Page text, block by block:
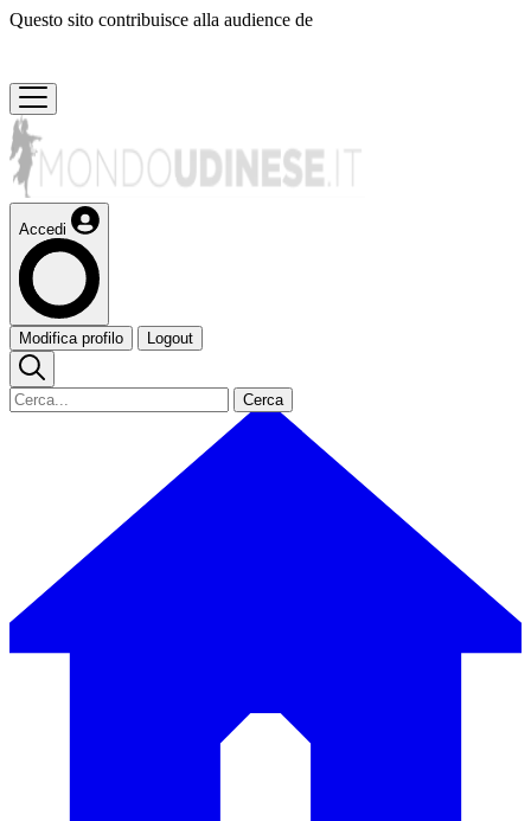
Questo sito contribuisce alla audience de
Accedi
Modifica profilo Logout
Cerca